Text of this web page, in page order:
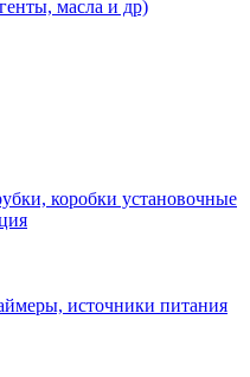
масла и др)
коробки установочные
источники питания